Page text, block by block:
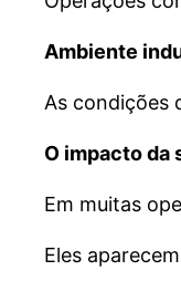
Ambiente
As condições
O impacto da
Em muitas
Eles